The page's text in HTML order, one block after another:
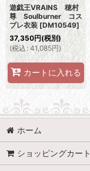
遊戯王VRAINS 穂村
尊 Soulburner コス
プレ衣装 [DM10549]
37,350円(税別)
(税込 : 41,085円)
カートに入れる
ホーム
ショッピングカート